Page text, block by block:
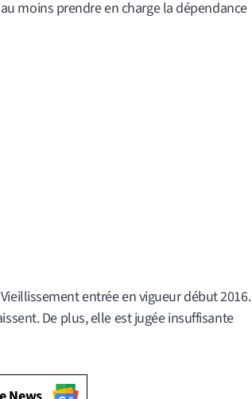
au moins prendre en charge la dépendance
entrée en vigueur début 2016.
De plus, elle est jugée insuffisante